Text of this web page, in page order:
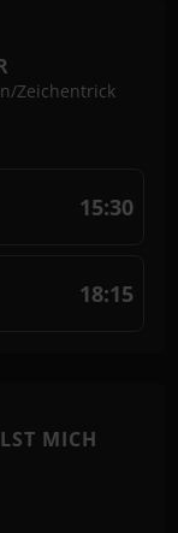
Zeichentrick
15:30
18:15
MICH